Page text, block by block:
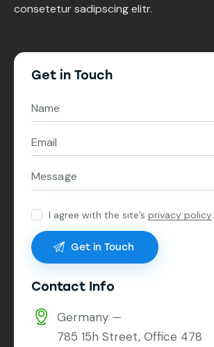
consetetur sadipscing elitr.
Get in Touch
I agree with the site’sprivacy policy.
Contact Info
Germany —
785 15h Street, Office 478